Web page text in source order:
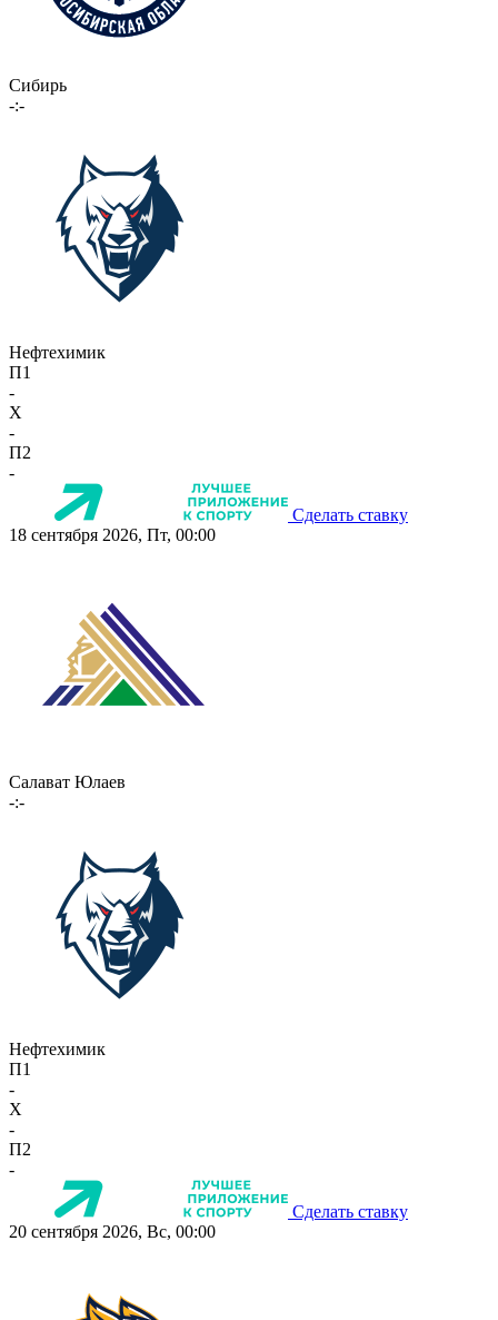
Сибирь
-:-
Нефтехимик
П1
-
X
-
П2
-
Сделать ставку
18 сентября 2026, Пт, 00:00
Салават Юлаев
-:-
Нефтехимик
П1
-
X
-
П2
-
Сделать ставку
20 сентября 2026, Вс, 00:00